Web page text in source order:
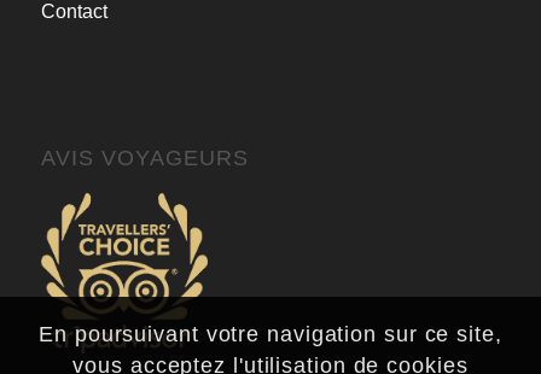
Contact
AVIS VOYAGEURS
En poursuivant votre navigation sur ce site,
vous acceptez l'utilisation de cookies